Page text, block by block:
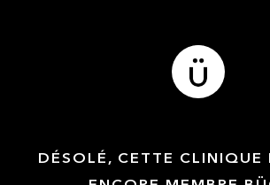
DÉSOLÉ, CETTE CLINIQUE